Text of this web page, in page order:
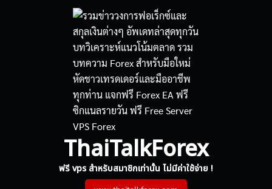
ThaiTalkForex
ฟรี vps สำหรับสมาชิกเท่านั้น ไม่มีค่าใช้จ่าย !